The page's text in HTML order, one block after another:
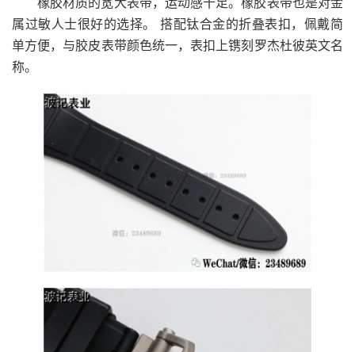
属过敏人士很好的选择。 搭配钛合金的折叠表扣，佩戴简
单方便，与胶皮表带颜色统一，表扣上镌刻罗杰杜彼英文名
称。